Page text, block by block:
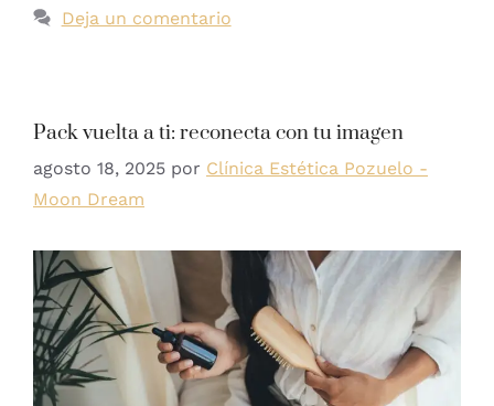
Deja un comentario
Pack vuelta a ti: reconecta con tu imagen
agosto 18, 2025 por Clínica Estética Pozuelo -
Moon Dream